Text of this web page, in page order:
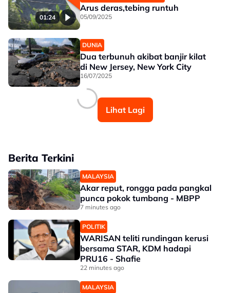
01:24
Arus deras,tebing runtuh
05/09/2025
DUNIA
Dua terbunuh akibat banjir kilat
di New Jersey, New York City
16/07/2025
Lihat Lagi
Berita Terkini
MALAYSIA
Akar reput, rongga pada pangkal
punca pokok tumbang - MBPP
7 minutes ago
POLITIK
WARISAN teliti rundingan kerusi
bersama STAR, KDM hadapi
PRU16 - Shafie
22 minutes ago
MALAYSIA